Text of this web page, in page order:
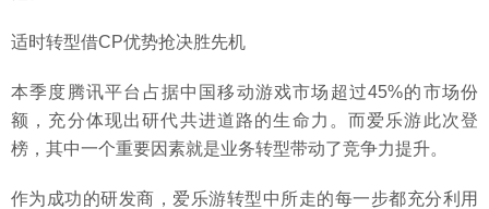
适时转型借CP优势抢决胜先机
本季度腾讯平台占据中国移动游戏市场超过45%的市场份
额，充分体现出研代共进道路的生命力。而爱乐游此次登
榜，其中一个重要因素就是业务转型带动了竞争力提升。
作为成功的研发商，爱乐游转型中所走的每一步都充分利用